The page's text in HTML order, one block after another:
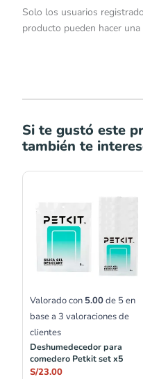
Solo los usuarios
producto pueden hacer
Si te gustó este
también te
Valorado con 5.00de 5 en
base a 3 valoraciones de
clientes
Deshumedecedor para
comedero Petkit set x5
S/23.00